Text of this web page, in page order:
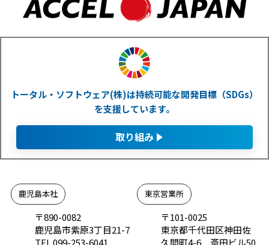
トータル・ソフトウェア(株)は持続可能な開発目標（SDGs）
を支援しています。
取り組み
鹿児島本社
〒890-0082
鹿児島市紫原3丁目21-7
TEL 099-253-6041
東京営業所
〒101-0025
東京都千代田区神田佐
久間町4-6 斎田ビル50